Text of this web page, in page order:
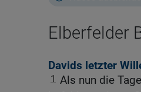
Elberfelder
Davids letzter
1 Als nun die